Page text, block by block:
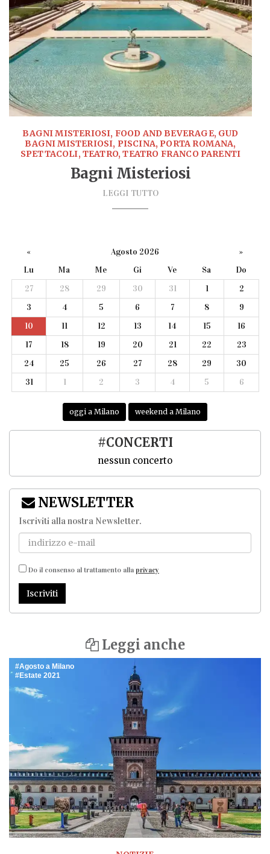
BAGNI MISTERIOSI, FOOD AND BEVERAGE, GUD
BAGNI MISTERIOSI, PISCINA, PORTA ROMANA,
SPETTACOLI, TEATRO, TEATRO FRANCO PARENTI
Bagni Misteriosi
LEGGI TUTTO
« Agosto 2026
»
Lu
Ma Me Gi Ve Sa
Do
27
28 29 30 31 1
2
3
4 5 6 7 8
9
10
11 12 13 14 15
16
17
18 19 20 21 22
23
24
25 26 27 28 29
30
31
1 2 3 4 5 6
oggi a Milano weekend a Milano
#CONCERTI
nessun concerto
NEWSLETTER
Iscriviti alla nostra Newsletter.
Do il consenso al trattamento alla privacy
Iscriviti
Leggi anche
Agosto a Milano
Estate 2021